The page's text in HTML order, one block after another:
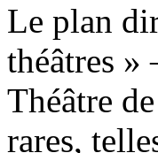
Le plan
théâtres »
Théâtre
rares,